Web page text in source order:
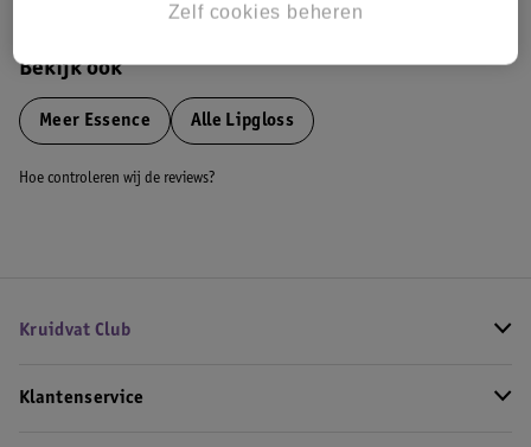
Bekijk ook
Meer Essence Alle Lipgloss
Hoe controleren wij de reviews?
Kruidvat Club
Klantenservice
Zelf cookies beheren